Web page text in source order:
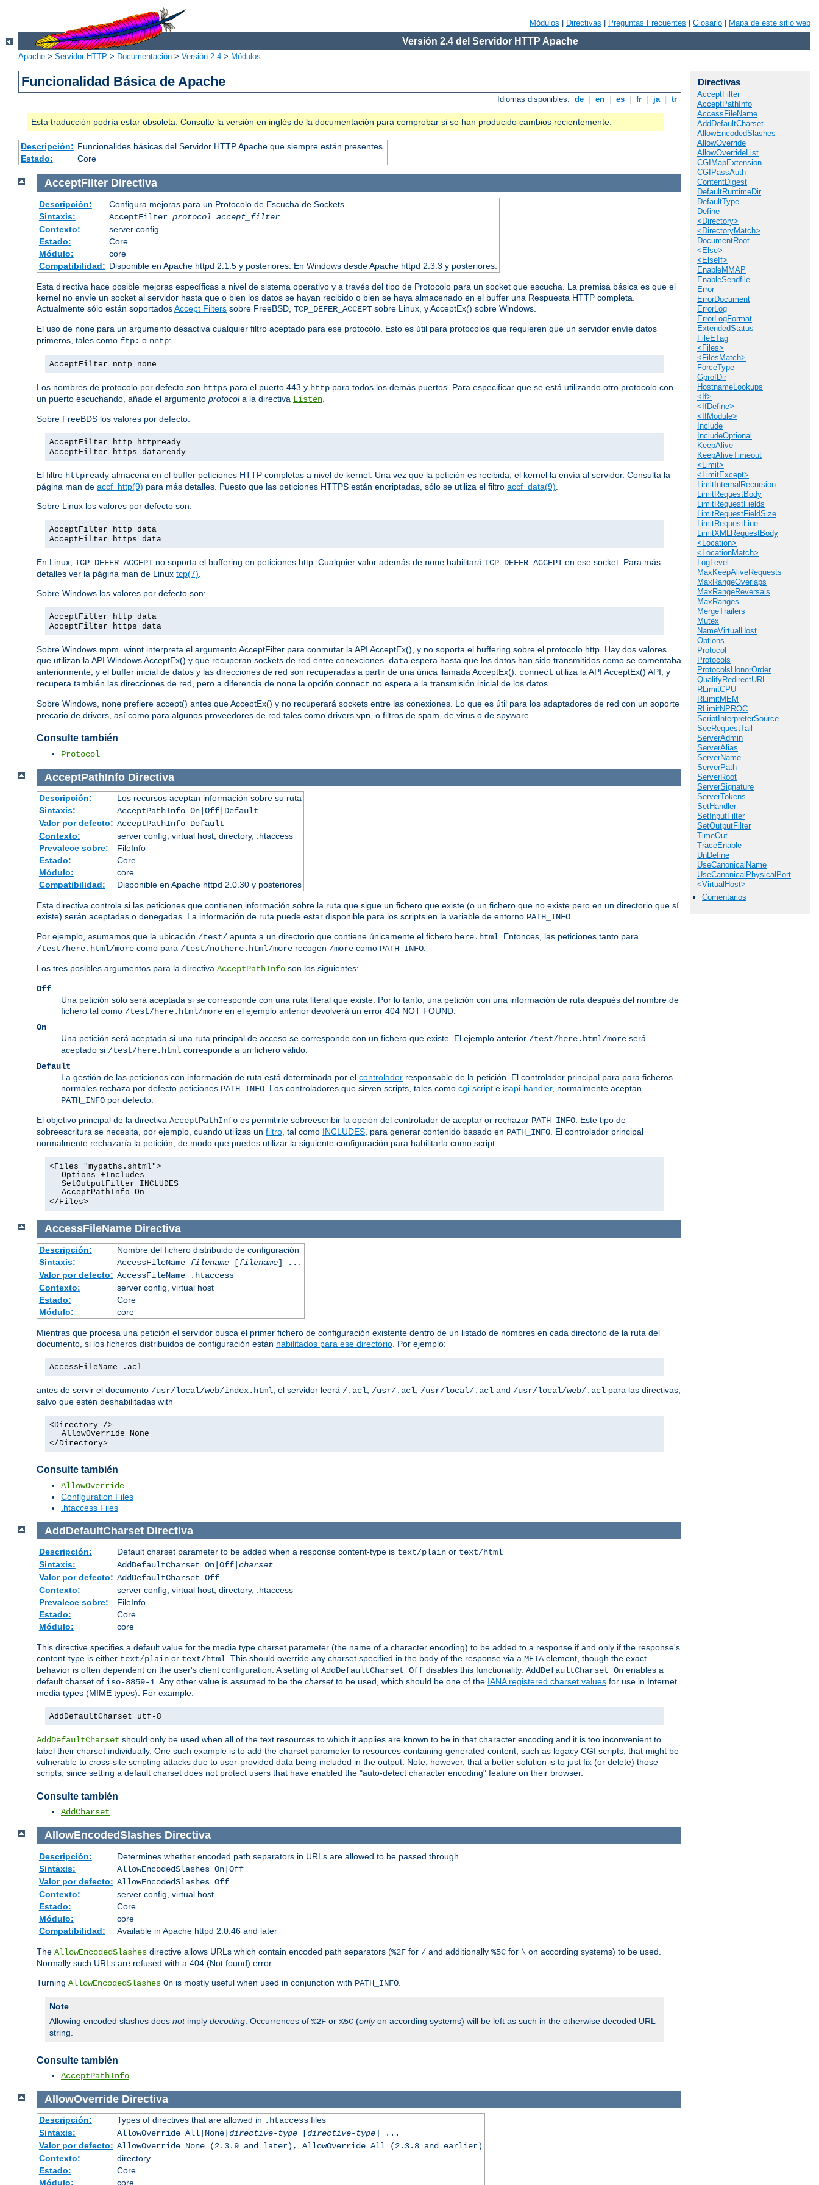
Módulos Directivas Preguntas Frecuentes Glosario Mapa de este sitio web
Versión 2.4 del Servidor HTTP Apache
Apache > Servidor HTTP > Documentación > Versión 2.4 > Módulos
Funcionalidad Básica de Apache
Idiomas disponibles: de en es fr ja tr
Esta traducción podría estar obsoleta. Consulte la versión en inglés de la documentación para comprobar si se han producido cambios recientemente.
Descripción: Funcionalides básicas del Servidor HTTP Apache que siempre están presentes.
Estado:
Core
Directivas
AcceptFilter
AcceptPathInfo
AccessFileName
AddDefaultCharset
AllowEncodedSlashes
AllowOverride
AllowOverrideList
CGIMapExtension
CGIPassAuth
ContentDigest
DefaultRuntimeDir
DefaultType
Define
<Directory>
<DirectoryMatch>
DocumentRoot
<Else>
<ElseIf>
EnableMMAP
EnableSendfile
Error
ErrorDocument
ErrorLog
ErrorLogFormat
ExtendedStatus
FileETag
<Files>
<FilesMatch>
ForceType
GprofDir
HostnameLookups
<If>
<IfDefine>
<IfModule>
Include
IncludeOptional
KeepAlive
KeepAliveTimeout
<Limit>
<LimitExcept>
LimitInternalRecursion
LimitRequestBody
LimitRequestFields
LimitRequestFieldSize
LimitRequestLine
LimitXMLRequestBody
<Location>
<LocationMatch>
LogLevel
MaxKeepAliveRequests
MaxRangeOverlaps
MaxRangeReversals
MaxRanges
MergeTrailers
Mutex
NameVirtualHost
Options
Protocol
Protocols
ProtocolsHonorOrder
QualifyRedirectURL
RLimitCPU
RLimitMEM
RLimitNPROC
ScriptInterpreterSource
SeeRequestTail
ServerAdmin
ServerAlias
ServerName
ServerPath
ServerRoot
ServerSignature
ServerTokens
SetHandler
SetInputFilter
SetOutputFilter
TimeOut
TraceEnable
UnDefine
UseCanonicalName
UseCanonicalPhysicalPort
<VirtualHost>
Comentarios
AcceptFilter Directiva
Descripción:
Configura mejoras para un Protocolo de Escucha de Sockets
Sintaxis:
AcceptFilter protocol accept_filter
Contexto:
server config
Estado:
Core
Módulo:
core
Compatibilidad: Disponible en Apache httpd 2.1.5 y posteriores. En Windows desde Apache httpd 2.3.3 y posteriores.
Esta directiva hace posible mejoras específicas a nivel de sistema operativo y a través del tipo de Protocolo para un socket que escucha. La premisa básica es que el
kernel no envíe un socket al servidor hasta que o bien los datos se hayan recibido o bien se haya almacenado en el buffer una Respuesta HTTP completa.
Actualmente sólo están soportadosAccept Filters sobre FreeBSD, TCP_DEFER_ACCEPT sobre Linux, y AcceptEx() sobre Windows.
El uso de none para un argumento desactiva cualquier filtro aceptado para ese protocolo. Esto es útil para protocolos que requieren que un servidor envíe datos
primeros, tales como ftp: o nntp:
AcceptFilter nntp none
Los nombres de protocolo por defecto son https para el puerto 443 y http para todos los demás puertos. Para especificar que se está utilizando otro protocolo con
un puerto escuchando, añade el argumento protocola la directiva Listen
Sobre FreeBDS los valores por defecto:
AcceptFilter http httpready
AcceptFilter https dataready
El filtro httpready almacena en el buffer peticiones HTTP completas a nivel de kernel. Una vez que la petición es recibida, el kernel la envía al servidor. Consulta la
página man de accf_http(9) para más detalles. Puesto que las peticiones HTTPS están encriptadas, sólo se utiliza el filtro accf_data(9)
Sobre Linux los valores por defecto son:
AcceptFilter http data
AcceptFilter https data
En Linux, TCP_DEFER_ACCEPT no soporta el buffering en peticiones http. Cualquier valor además de none habilitará TCP_DEFER_ACCEPT en ese socket. Para más
detalles ver la página man de Linux tcp(7)
Sobre Windows los valores por defecto son:
AcceptFilter http data
AcceptFilter https data
Sobre Windows mpm_winnt interpreta el argumento AcceptFilter para conmutar la API AcceptEx(), y no soporta el buffering sobre el protocolo http. Hay dos valores
que utilizan la API Windows AcceptEx() y que recuperan sockets de red entre conexciones. data espera hasta que los datos han sido transmitidos como se comentaba
anteriormente, y el buffer inicial de datos y las direcciones de red son recuperadas a partir de una única llamada AcceptEx(). connect utiliza la API AcceptEx() API, y
recupera también las direcciones de red, pero a diferencia de none la opción connect no espera a la transmisión inicial de los datos.
Sobre Windows, none prefiere accept() antes que AcceptEx() y no recuperará sockets entre las conexiones. Lo que es útil para los adaptadores de red con un soporte
precario de drivers, así como para algunos proveedores de red tales como drivers vpn, o filtros de spam, de virus o de spyware.
Consulte también
Protocol
AcceptPathInfo Directiva
Descripción:
Los recursos aceptan información sobre su ruta
Sintaxis:
AcceptPathInfo On|Off|Default
Valor por defecto: AcceptPathInfo Default
Contexto:
server config, virtual host, directory, .htaccess
Prevalece sobre:
FileInfo
Estado:
Core
Módulo:
core
Compatibilidad:
Disponible en Apache httpd 2.0.30 y posteriores
Esta directiva controla si las peticiones que contienen información sobre la ruta que sigue un fichero que existe (o un fichero que no existe pero en un directorio que sí
existe) serán aceptadas o denegadas. La información de ruta puede estar disponible para los scripts en la variable de entorno PATH_INFO.
Por ejemplo, asumamos que la ubicación /test/ apunta a un directorio que contiene únicamente el fichero here.html. Entonces, las peticiones tanto para
/test/here.html/more como para /test/nothere.html/more recogen /more como PATH_INFO.
Los tres posibles argumentos para la directiva AcceptPathInfo son los siguientes:
Off
Una petición sólo será aceptada si se corresponde con una ruta literal que existe. Por lo tanto, una petición con una información de ruta después del nombre de
fichero tal como /test/here.html/more en el ejemplo anterior devolverá un error 404 NOT FOUND.
On
Una petición será aceptada si una ruta principal de acceso se corresponde con un fichero que existe. El ejemplo anterior /test/here.html/more será
aceptado si /test/here.html corresponde a un fichero válido.
Default
La gestión de las peticiones con información de ruta está determinada por el controlador responsable de la petición. El controlador principal para para ficheros
normales rechaza por defecto peticiones PATH_INFO. Los controladores que sirven scripts, tales como cgi-script e isapi-handler, normalmente aceptan
PATH_INFO por defecto.
El objetivo principal de la directiva AcceptPathInfo es permitirte sobreescribir la opción del controlador de aceptar or rechazar PATH_INFO. Este tipo de
sobreescritura se necesita, por ejemplo, cuando utilizas un filtro, tal como INCLUDES, para generar contenido basado en PATH_INFO. El controlador principal
normalmente rechazaría la petición, de modo que puedes utilizar la siguiente configuración para habilitarla como script:
<Files "mypaths.shtml">
Options +Includes
SetOutputFilter INCLUDES
AcceptPathInfo On
</Files>
AccessFileName Directiva
Descripción:
Nombre del fichero distribuido de configuración
Sintaxis:
AccessFileName filename[filename] ...
Valor por defecto: AccessFileName .htaccess
Contexto:
server config, virtual host
Estado:
Core
Módulo:
core
Mientras que procesa una petición el servidor busca el primer fichero de configuración existente dentro de un listado de nombres en cada directorio de la ruta del
documento, si los ficheros distribuidos de configuración están habilitados para ese directorio . Por ejemplo:
AccessFileName .acl
antes de servir el documento /usr/local/web/index.html , el servidor leerá /.acl /usr/.acl /usr/local/.acl and /usr/local/web/.acl para las directivas,
salvo que estén deshabilitadas with
<Directory />
AllowOverride None
</Directory>
Consulte también
AllowOverride
Configuration Files
.htaccess Files
AddDefaultCharset Directiva
Descripción: Default charset parameter to be added when a response content-type is text/plainor text/html
Sintaxis:
AddDefaultCharset On|Off| charset
Valor por defecto: AddDefaultCharset Off
Contexto:
server config, virtual host, directory, .htaccess
Prevalece sobre:
FileInfo
Estado:
Core
Módulo:
core
This directive specifies a default value for the media type charset parameter (the name of a character encoding) to be added to a response if and only if the response's
content-type is either text/plain or text/html. This should override any charset specified in the body of the response via a METAelement, though the exact
behavior is often dependent on the user's client configuration. A setting of AddDefaultCharset Off disables this functionality. AddDefaultCharset On enables a
default charset of iso-8859-1. Any other value is assumed to be the charsetto be used, which should be one of the IANA registered charset values for use in Internet
media types (MIME types). For example:
AddDefaultCharset utf-8
AddDefaultCharset should only be used when all of the text resources to which it applies are known to be in that character encoding and it is too inconvenient to
label their charset individually. One such example is to add the charset parameter to resources containing generated content, such as legacy CGI scripts, that might be
vulnerable to cross-site scripting attacks due to user-provided data being included in the output. Note, however, that a better solution is to just fix (or delete) those
scripts, since setting a default charset does not protect users that have enabled the "auto-detect character encoding" feature on their browser.
Consulte también
AddCharset
AllowEncodedSlashes Directiva
Descripción:
Determines whether encoded path separators in URLs are allowed to be passed through
Sintaxis:
AllowEncodedSlashes On|Off
Valor por defecto: AllowEncodedSlashes Off
Contexto:
server config, virtual host
Estado:
Core
Módulo:
core
Compatibilidad:
Available in Apache httpd 2.0.46 and later
The AllowEncodedSlashes directive allows URLs which contain encoded path separators (%2F for / and additionally %5C for \ on according systems) to be used.
Normally such URLs are refused with a 404 (Not found) error.
Turning AllowEncodedSlashes On is mostly useful when used in conjunction with PATH_INFO
Note
Allowing encoded slashes does notimply decoding . Occurrences of %2F or %5C (onlyon according systems) will be left as such in the otherwise decoded URL
string.
Consulte también
AcceptPathInfo
AllowOverride Directiva
Descripción: Types of directives that are allowed in .htaccessfiles
Sintaxis:
AllowOverride All|None| directive-type[directive-type] ...
Valor por defecto: AllowOverride None (2.3.9 and later), AllowOverride All (2.3.8 and earlier)
Contexto:
directory
Estado:
Core
Módulo:
core